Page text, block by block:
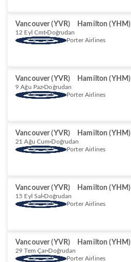
Vancouver (YVR) Hamilton (YHM)
12 Eyl Cmt Doğrudan
Porter Airlines
Vancouver (YVR) Hamilton (YHM)
9 Ağu Paz Doğrudan
Porter Airlines
Vancouver (YVR) Hamilton (YHM)
21 Ağu Cum Doğrudan
Porter Airlines
Vancouver (YVR) Hamilton (YHM)
15 Eyl Sal Doğrudan
Porter Airlines
Vancouver (YVR) Hamilton (YHM)
29 Tem Çar Doğrudan
Porter Airlines